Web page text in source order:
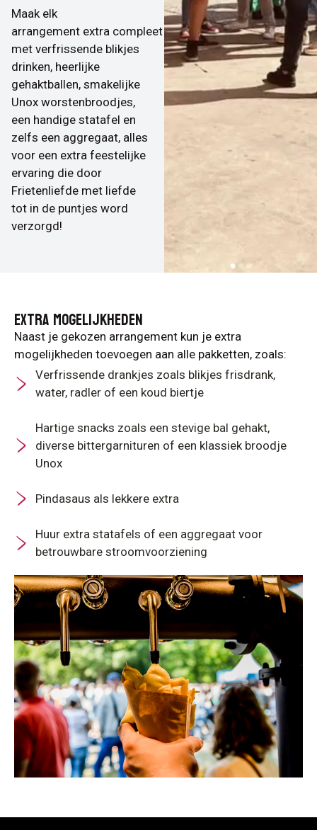
Maak elk
arrangement extra compleet
met verfrissende blikjes
drinken, heerlijke
gehaktballen, smakelijke
Unox worstenbroodjes,
een handige statafel en
zelfs een aggregaat, alles
voor een extra feestelijke
ervaring die door
Frietenliefde met liefde
tot in de puntjes word
verzorgd!
EXTRA MOGELIJKHEDEN
Naast je gekozen arrangement kun je extra
mogelijkheden toevoegen aan alle pakketten, zoals:
Verfrissende drankjes zoals blikjes frisdrank,
water, radler of een koud biertje
Hartige snacks zoals een stevige bal gehakt,
diverse bittergarnituren of een klassiek broodje
Unox
Pindasaus als lekkere extra
Huur extra statafels of een aggregaat voor
betrouwbare stroomvoorziening